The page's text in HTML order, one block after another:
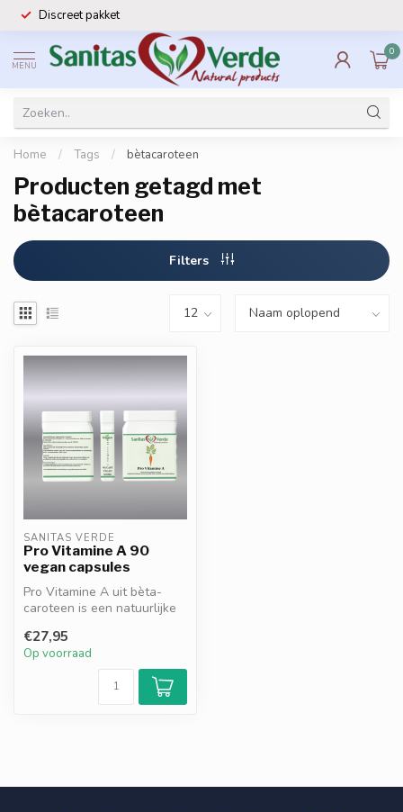
Discreet pakket
MENU
0
Home / Tags / bètacaroteen
Producten getagd met
bètacaroteen
Filters
SANITAS VERDE
Pro Vitamine A 90
vegan capsules
Pro Vitamine A uit bèta-
caroteen is een natuurlijke
...
€27,95
Op voorraad